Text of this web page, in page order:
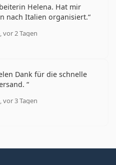
Helena. Hat mir
nach Italien organisiert.
2 Tagen
5 aus 5
Dank für die schnelle
3 Tagen
5 aus 5